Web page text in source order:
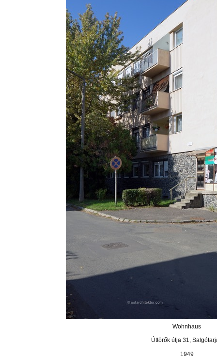
Wohnhaus
Úttörők útja 31,
1949